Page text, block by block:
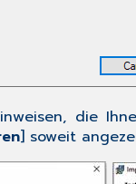
die
] soweit